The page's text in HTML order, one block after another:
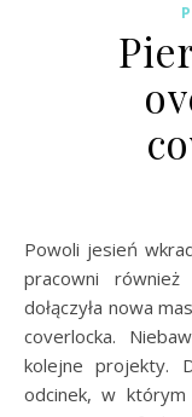
Powoli jesień wkrada się do lasów, parków i ogrodów. W
pracowni
dołączyła nowa
coverlocka.
kolejne projekty.
odcinek, w